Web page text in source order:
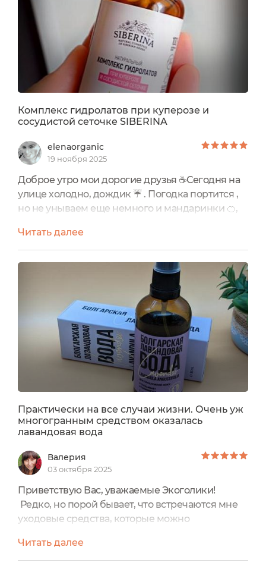
натуральный. Средство не тестируется на
животных. Дозатор нажимной, ...
Комплекс гидролатов при куперозе и
сосудистой сеточке SIBERINA
elenaorganic
19 ноября 2025
Доброе утро мои дорогие друзья ☕Сегодня на
улице холодно, дождик ☔ . Погодка портится ,
но не унываем еще немного и мандаринки 🍊,
на работе 🏢.Хочу сегодня поделится своими
впечатлениями по поводу одного средства от
марочки SIBERINA.Это комплекс гидролатов 👇
Знаете что интересно 🤔 Я вот не вижу никакого
Читать далее
Практически на все случаи жизни. Очень уж
многогранным средством оказалась
лавандовая вода
Валерия
03 октября 2025
Приветствую Вас, уважаемые Экоголики!
Редко, но порой бывает, что встречаются мне
уходовые средства, которые можно
тела. Вот такие вот универсальные 🙃. Этот
отзыв будет о болгарской лавандовой воде
Читать далее